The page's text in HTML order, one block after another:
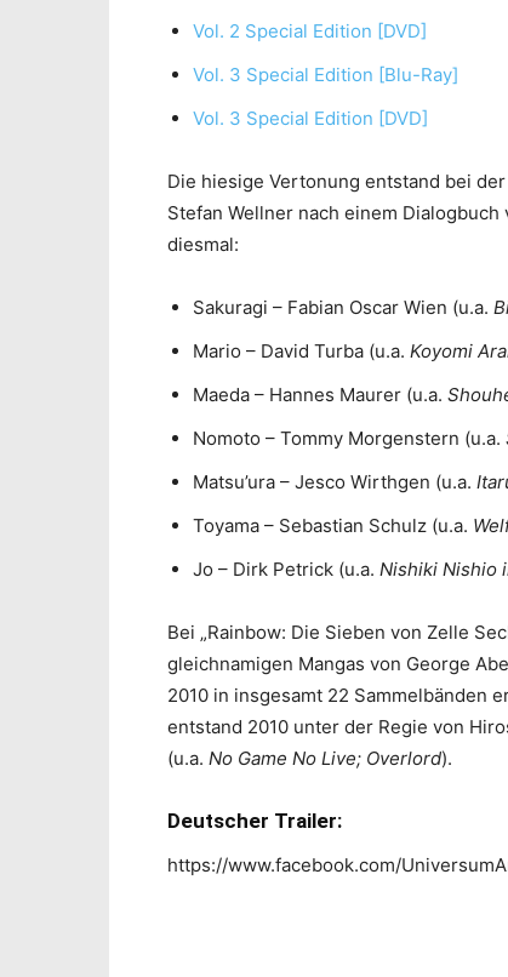
Vol. 2 Special Edition [DVD]
Vol. 3 Special Edition [Blu-Ray]
Vol. 3 Special Edition [DVD]
Die hiesige Vertonung entstand bei
Stefan Wellner nach einem
diesmal:
Sakuragi – Fabian Oscar Wien (u.a.
Mario – David Turba (u.a. Koyomi
Maeda – Hannes Maurer (u.a.
Nomoto – Tommy Morgenstern (u.a.
Matsu’ura – Jesco Wirthgen (u.a.
Toyama – Sebastian Schulz (u.a.
Jo – Dirk Petrick (u.a. Nishiki Nishio
Bei „Rainbow: Die Sieben von Zelle
gleichnamigen Mangas von George
2010 in insgesamt 22 Sammelbänden
entstand 2010 unter der Regie von
(u.a. No Game No Live; Overlord).
Deutscher Trailer:
https://www.facebook.com/